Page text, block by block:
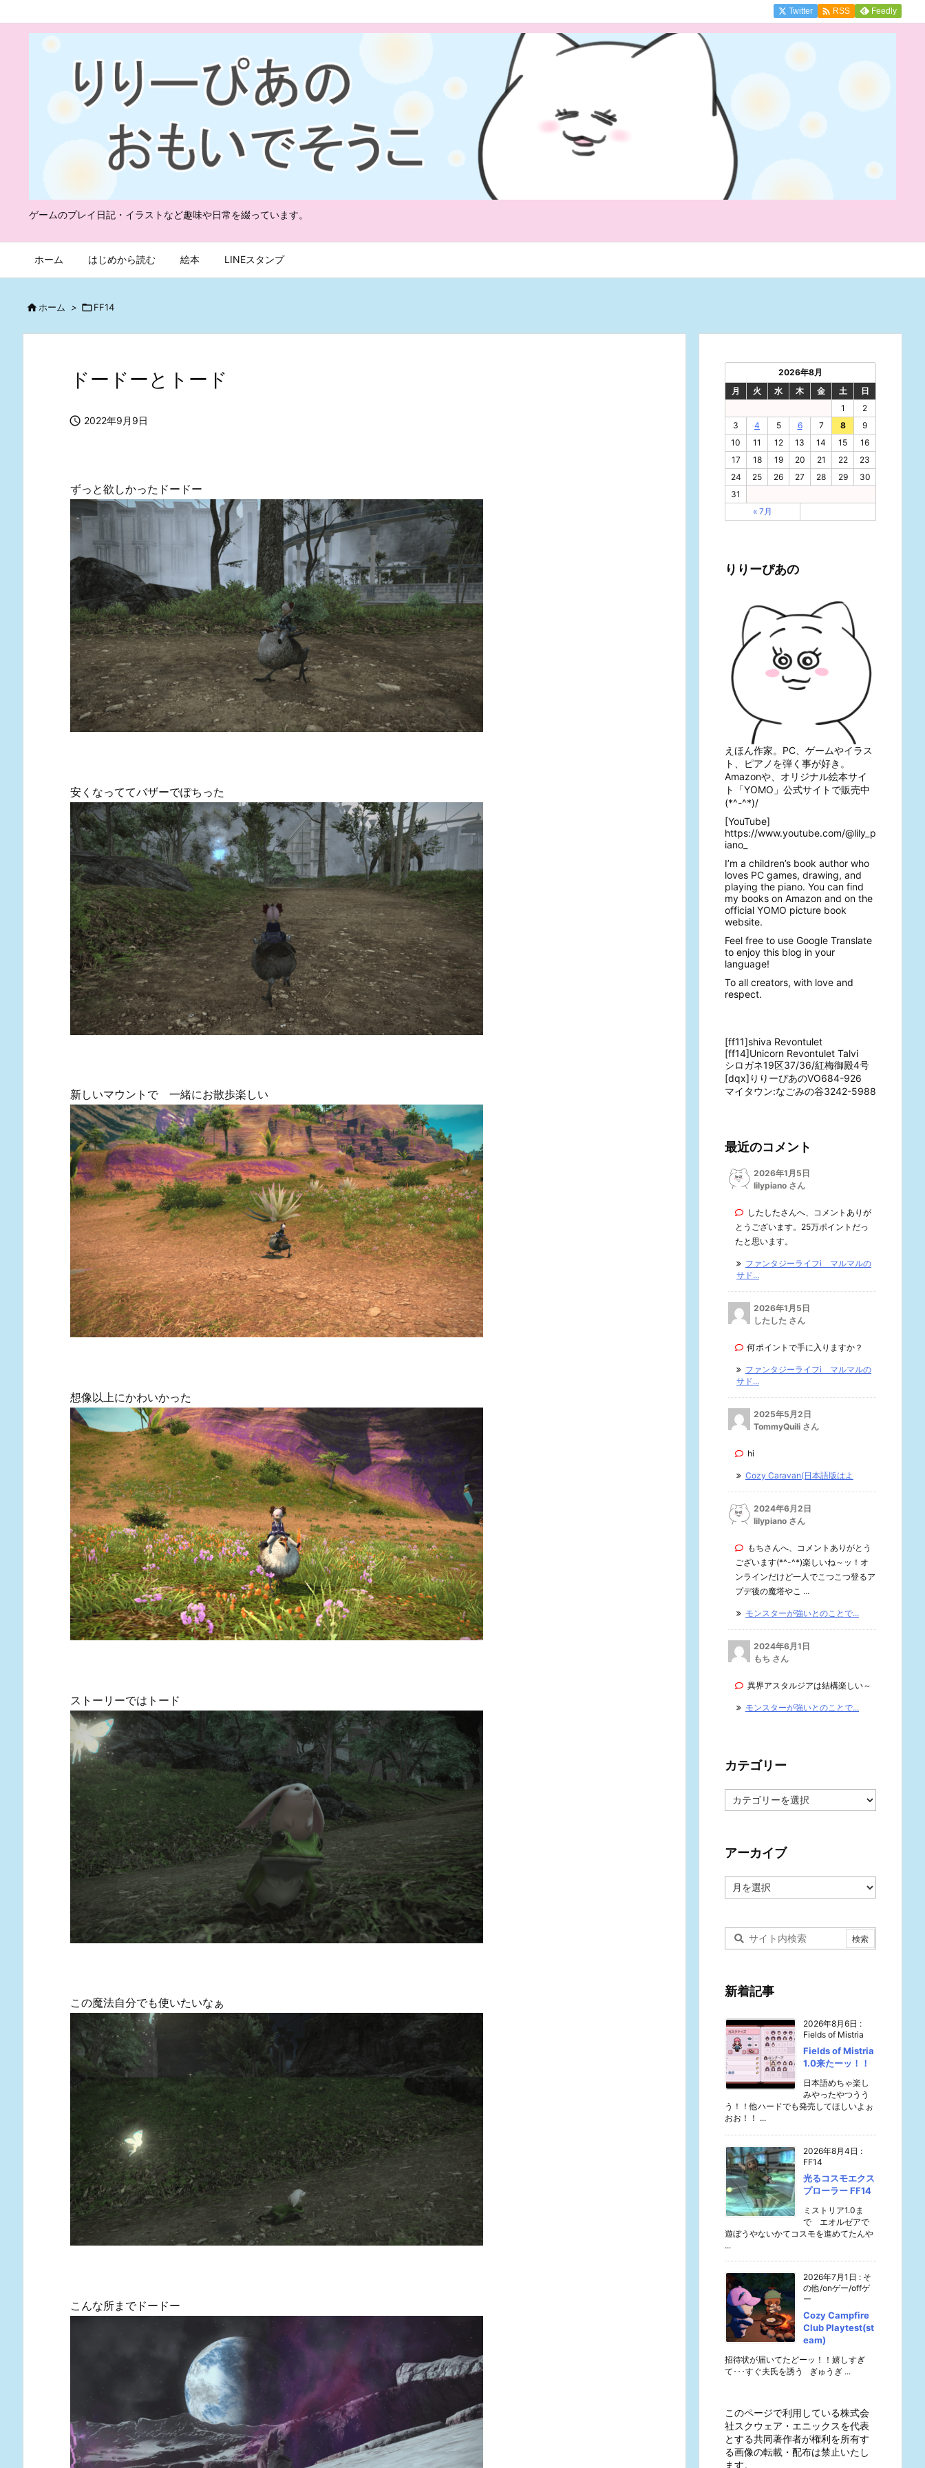
ゲームのプレイ日記・イラストなど趣味や日常を綴っています。
ホーム はじめから読む 絵本 LINEスタンプ
Twitter  RSS Feedly
ホーム > FF14
ドードーとトード
 2022年9月9日
ずっと欲しかったドードー
安くなっててバザーでぽちった
新しいマウントで 一緒にお散歩楽しい
想像以上にかわいかった
ストーリーではトード
この魔法自分でも使いたいなぁ
こんな所までドードー
2026年8月
月
火 水 木 金 土
日
1
2
3
4 5 6 7 8
9
10
11 12 13 14 15
16
17
18 19 20 21 22
23
24
25 26 27 28 29
30
31
« 7月
りりーぴあの
えほん作家。PC、ゲームやイラス
ト、ピアノを弾く事が好き。
Amazonや、オリジナル絵本サイ
ト「YOMO」公式サイトで販売中
(*^-^*)/
[YouTube]
https://www.youtube.com/@lily_p
iano_
I’m a children’s book author who
loves PC games, drawing, and
playing the piano. You can find
my books on Amazon and on the
official YOMO picture book
website.
Feel free to use Google Translate
to enjoy this blog in your
language!
To all creators, with love and
respect.
[ff11]shiva Revontulet
[ff14]Unicorn Revontulet Talvi
シロガネ19区37/36/紅梅御殿4号
[dqx]りりーぴあのVO684-926
マイタウン:なごみの谷3242-5988
最近のコメント
2026年1月5日
lilypiano さん
したしたさんへ、コメントありが
とうございます。25万ポイントだっ
たと思います。
ファンタジーライフi マルマルの
サド...
2026年1月5日
したした さん
何ポイントで手に入りますか？
ファンタジーライフi マルマルの
サド...
2025年5月2日
TommyQuili さん
hi
Cozy Caravan(日本語版はよ
2024年6月2日
lilypiano さん
もちさんへ、コメントありがとう
ございます(*^-^*)楽しいね～ッ！オ
ンラインだけど一人でこつこつ登るア
プデ後の魔塔やこ ...
モンスターが強いとのことで...
2024年6月1日
もち さん
異界アスタルジアは結構楽しい～
モンスターが強いとのことで...
カテゴリー
テ
ー
アーカイブ
ー
新着記事
2026年8月6日 :
Fields of Mistria
Fields of Mistria
1.0来たーッ！！
日本語めちゃ楽し
みやったやつうう
う！！他ハードでも発売してほしいよぉ
おお！！ ...
2026年8月4日 :
FF14
光るコスモエクス
プローラー FF14
ミストリア1.0ま
で エオルゼアで
遊ぼうやないかてコスモを進めてたんや
...
2026年7月1日 : そ
の他/onゲー/offゲ
ー
Cozy Campfire
Club Playtest(st
eam)
招待状が届いてたどーッ！！嬉しすぎ
て･･･すぐ夫氏を誘う ぎゅうぎ ...
このページで利用している株式会
社スクウェア・エニックスを代表
とする共同著作者が権利を所有す
る画像の転載・配布は禁止いたし
ます。